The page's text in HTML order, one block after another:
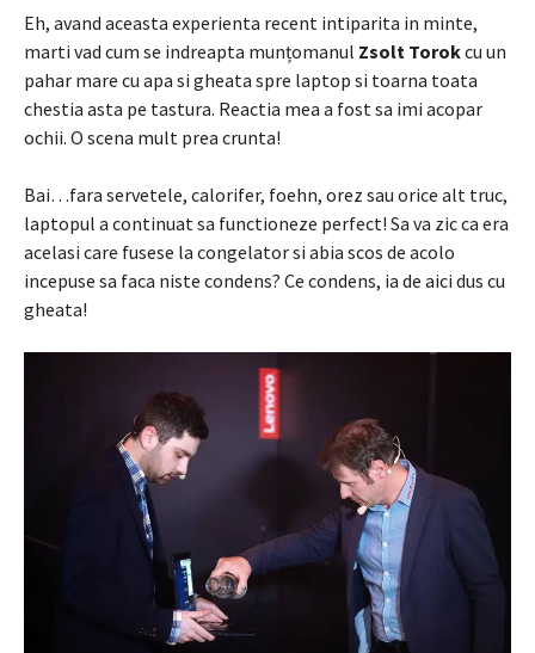
Eh, avand aceasta experienta recent intiparita in minte,
marti vad cum se indreapta munțomanul Zsolt Torokcu un
pahar mare cu apa si gheata spre laptop si toarna toata
chestia asta pe tastura. Reactia mea a fost sa imi acopar
ochii. O scena mult prea crunta!
Bai…fara servetele, calorifer, foehn, orez sau orice alt truc,
laptopul a continuat sa functioneze perfect! Sa va zic ca era
acelasi care fusese la congelator si abia scos de acolo
incepuse sa faca niste condens? Ce condens, ia de aici dus cu
gheata!